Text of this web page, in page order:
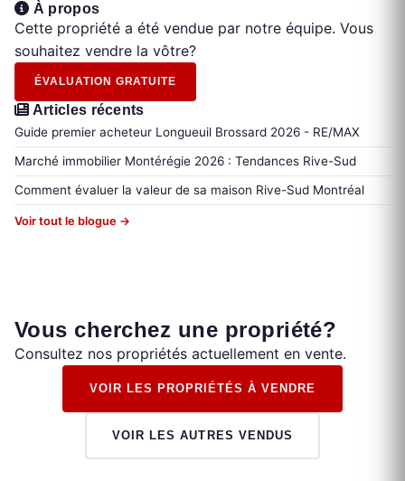
À propos
Cette propriété a été vendue par notre équipe. Vous
souhaitez vendre la vôtre?
ÉVALUATION GRATUITE
Articles récents
Guide premier acheteur Longueuil Brossard 2026 - RE/MAX
Marché immobilier Montérégie 2026 : Tendances Rive-Sud
Comment évaluer la valeur de sa maison Rive-Sud Montréal
Voir tout le blogue →
Vous cherchez une propriété?
Consultez nos propriétés actuellement en vente.
VOIR LES PROPRIÉTÉS À VENDRE
VOIR LES AUTRES VENDUS